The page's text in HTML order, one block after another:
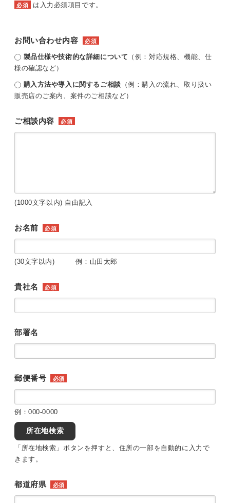
必須 は入力必須項目です。
お問い合わせ内容 必須
製品仕様や技術的な詳細について （例：対応規格、機能、仕
様の確認など）
購入方法や導入に関するご相談 （例：購入の流れ、取り扱い
販売店のご案内、案件のご相談など）
ご相談内容 必須
(1000文字以内) 自由記入
お名前 必須
(30文字以内) 例：山田太郎
貴社名 必須
部署名
郵便番号 必須
例：000-0000
所在地検索
「所在地検索」ボタンを押すと、住所の一部を自動的に入力で
きます。
都道府県 必須